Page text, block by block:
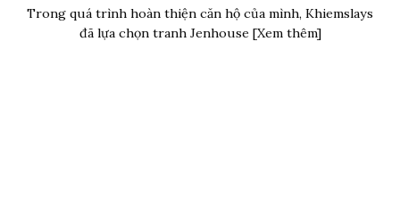
Trong quá trình hoàn thiện căn hộ của mình, Khiemslays
đã lựa chọn tranh Jenhouse [Xem thêm]